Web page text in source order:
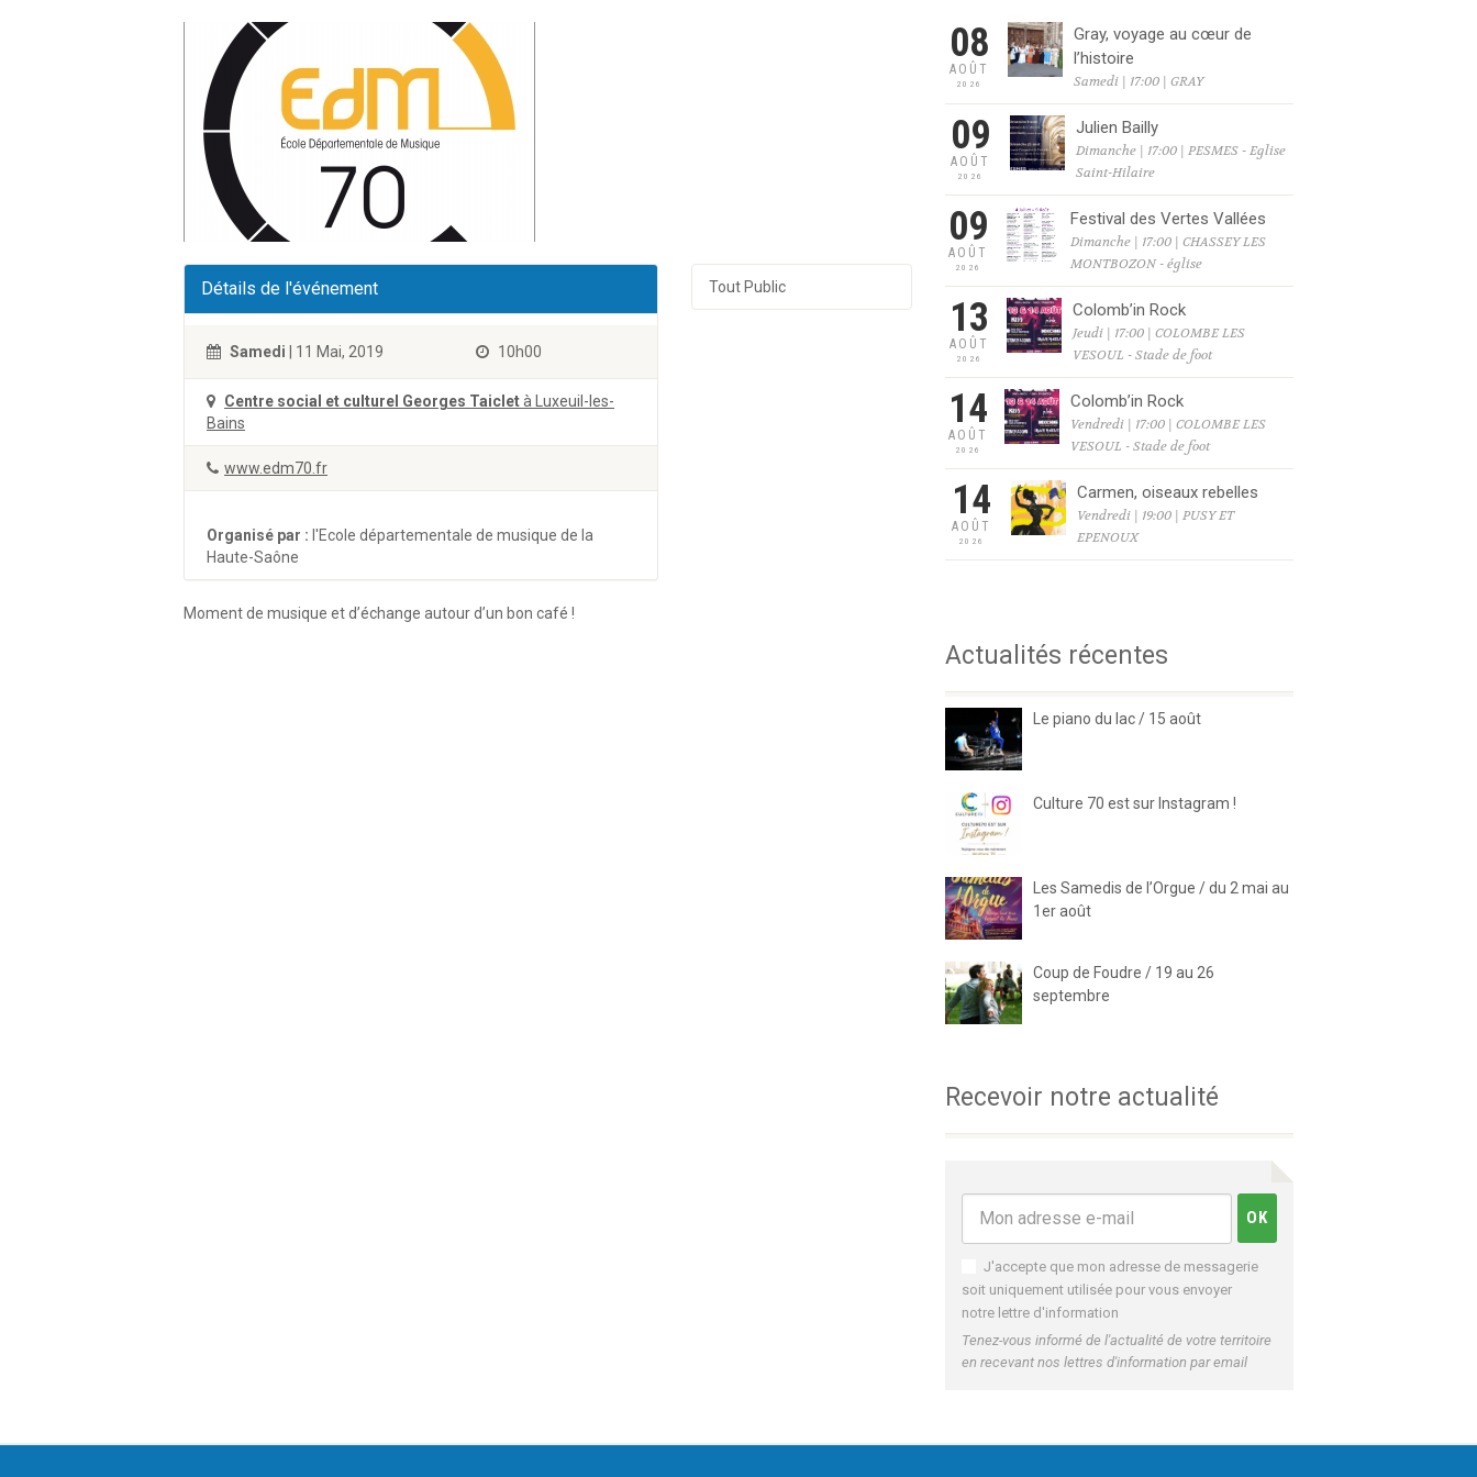
Détails de l'événement
Samedi | 11 Mai, 2019 10h00
Centre social et culturel Georges Taicletà Luxeuil-les-
Bains
www.edm70.fr
Organisé par : l'Ecole départementale de musique de la
Haute-Saône
Tout Public
Moment de musique et d’échange autour d’un bon café !
08
AOÛT
2026
Gray, voyage au cœur de
l’histoire
Samedi | 17:00 | GRAY
09
AOÛT
2026
Julien Bailly
Dimanche | 17:00 | PESMES - Eglise
Saint-Hilaire
09
AOÛT
2026
Festival des Vertes Vallées
Dimanche | 17:00 | CHASSEY LES
MONTBOZON - église
13
AOÛT
2026
Colomb’in Rock
Jeudi | 17:00 | COLOMBE LES
VESOUL - Stade de foot
14
AOÛT
2026
Colomb’in Rock
Vendredi | 17:00 | COLOMBE LES
VESOUL - Stade de foot
14
AOÛT
2026
Carmen, oiseaux rebelles
Vendredi | 19:00 | PUSY ET
EPENOUX
Actualités récentes
Le piano du lac / 15 août
Culture 70 est sur Instagram !
Les Samedis de l’Orgue / du 2 mai au
1er août
Coup de Foudre / 19 au 26
septembre
Recevoir notre actualité
J'accepte que mon adresse de messagerie
soit uniquement utilisée pour vous envoyer
notre lettre d'information
Tenez-vous informé de l'actualité de votre territoire
en recevant nos lettres d'information par email